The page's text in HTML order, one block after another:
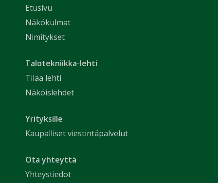
Etusivu
Näkökulmat
Nimitykset
Talotekniikka-lehti
Tilaa lehti
Näköislehdet
Yrityksille
Kaupalliset viestintäpalvelut
Ota yhteyttä
Yhteystiedot